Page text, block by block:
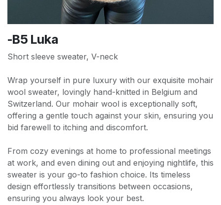
-B5 Luka
Short sleeve sweater, V-neck
Wrap yourself in pure luxury with our exquisite mohair
wool sweater, lovingly hand-knitted in Belgium and
Switzerland. Our mohair wool is exceptionally soft,
offering a gentle touch against your skin, ensuring you
bid farewell to itching and discomfort.
From cozy evenings at home to professional meetings
at work, and even dining out and enjoying nightlife, this
sweater is your go-to fashion choice. Its timeless
design effortlessly transitions between occasions,
ensuring you always look your best.